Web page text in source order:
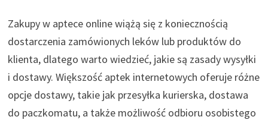
Zakupy w aptece online wiążą się z koniecznością
dostarczenia zamówionych leków lub produktów do
klienta, dlatego warto wiedzieć, jakie są zasady wysyłki
i dostawy. Większość aptek internetowych oferuje różne
opcje dostawy, takie jak przesyłka kurierska, dostawa
do paczkomatu, a także możliwość odbioru osobistego